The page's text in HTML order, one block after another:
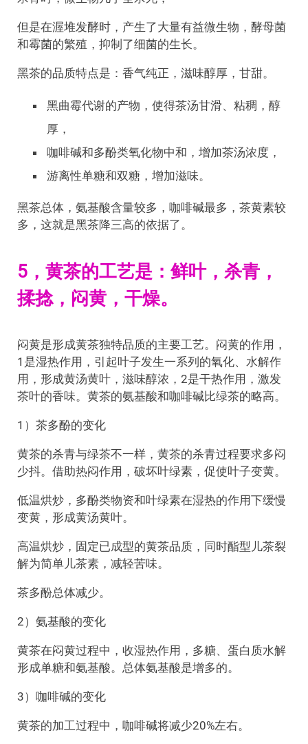
但是在渥堆发酵时，产生了大量有益微生物，酵母菌
和霉菌的繁殖，抑制了细菌的生长。
黑茶的品质特点是：香气纯正，滋味醇厚，甘甜。
黑曲霉代谢的产物，使得茶汤甘滑、粘稠，醇
厚，
咖啡碱和多酚类氧化物中和，增加茶汤浓度，
游离性单糖和双糖，增加滋味。
黑茶总体，氨基酸含量较多，咖啡碱最多，茶黄素较
多，这就是黑茶降三高的依据了。
5，黄茶的工艺是：鲜叶，杀青，
揉捻，闷黄，干燥。
闷黄是形成黄茶独特品质的主要工艺。闷黄的作用，
1是湿热作用，引起叶子发生一系列的氧化、水解作
用，形成黄汤黄叶，滋味醇浓，2是干热作用，激发
茶叶的香味。黄茶的氨基酸和咖啡碱比绿茶的略高。
1）茶多酚的变化
黄茶的杀青与绿茶不一样，黄茶的杀青过程要求多闷
少抖。借助热闷作用，破坏叶绿素，促使叶子变黄。
低温烘炒，多酚类物资和叶绿素在湿热的作用下缓慢
变黄，形成黄汤黄叶。
高温烘炒，固定已成型的黄茶品质，同时酯型儿茶裂
解为简单儿茶素，减轻苦味。
茶多酚总体减少。
2）氨基酸的变化
黄茶在闷黄过程中，收湿热作用，多糖、蛋白质水解
形成单糖和氨基酸。总体氨基酸是增多的。
3）咖啡碱的变化
黄茶的加工过程中，咖啡碱将减少20%左右。